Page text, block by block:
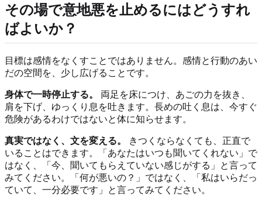
その場で意地悪を止めるにはどうすれ
ばよいか？
目標は感情をなくすことではありません。感情と行動のあい
だの空間を、少し広げることです。
身体で一時停止する。
両足を床につけ、あごの力を抜き、
肩を下げ、ゆっくり息を吐きます。長めの吐く息は、今すぐ
危険があるわけではないと体に知らせます。
真実ではなく、文を変える。
きつくならなくても、正直で
いることはできます。「あなたはいつも聞いてくれない」で
はなく、「今、聞いてもらえていない感じがする」と言って
みてください。「何が悪いの？」ではなく、「私はいらだっ
ていて、一分必要です」と言ってみてください。